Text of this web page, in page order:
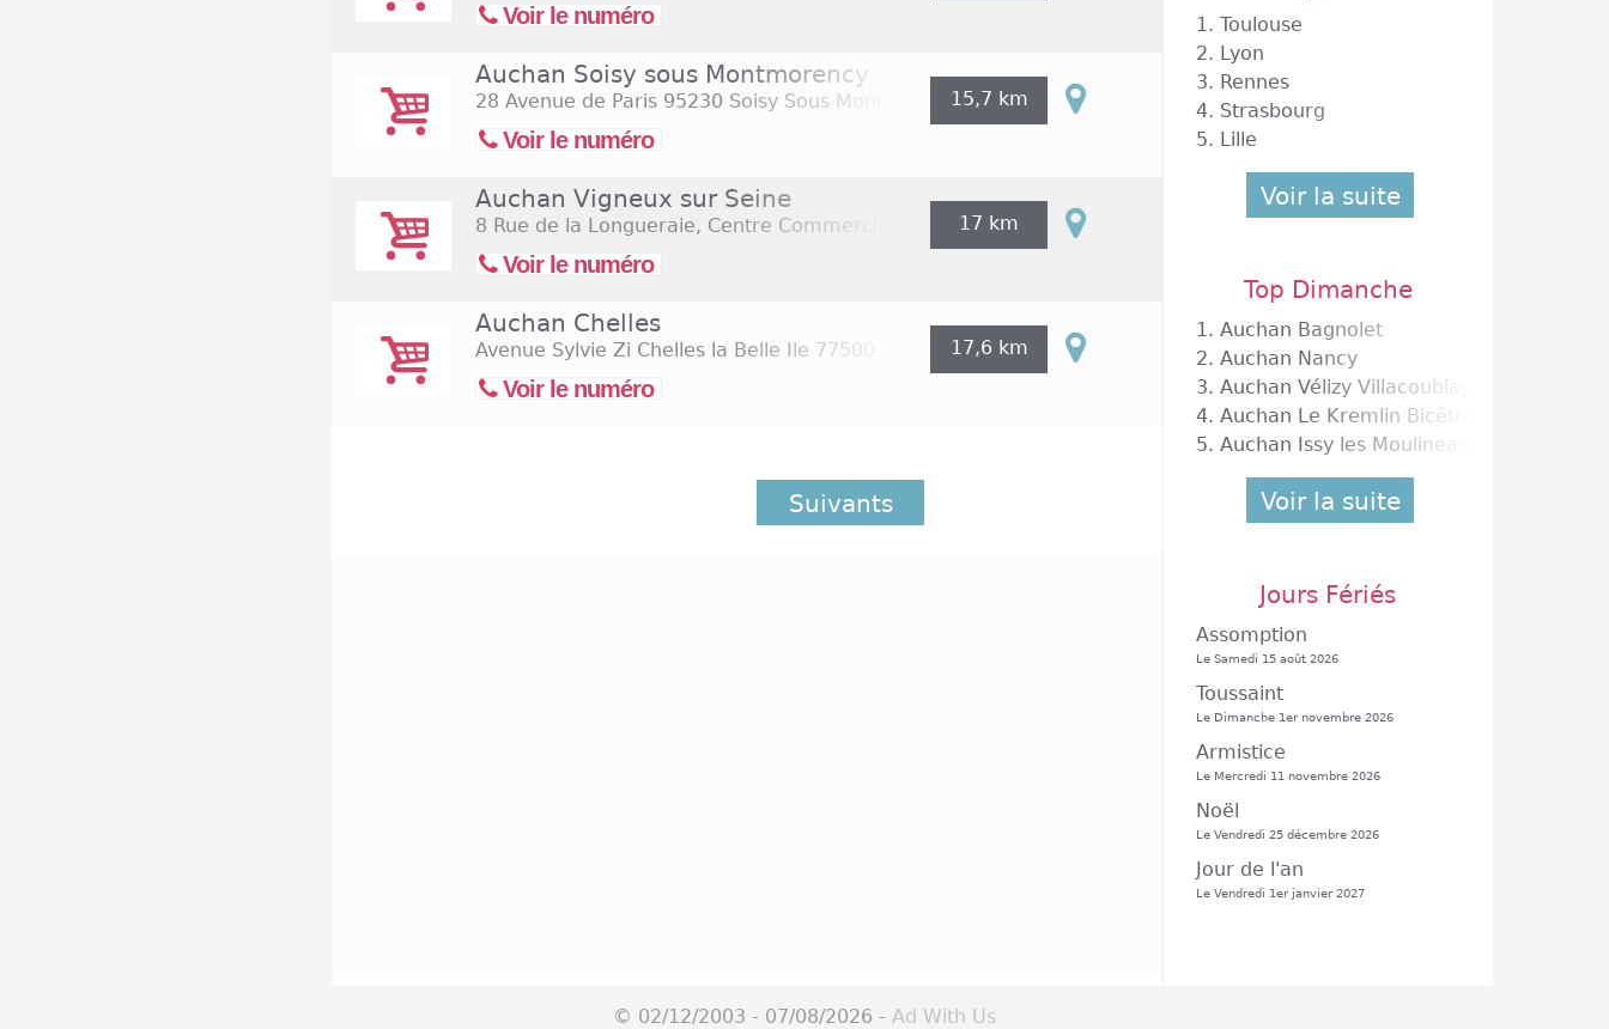
Voir le numéro
Auchan Soisy sous Montmorency
28 Avenue de Paris 95230 Soisy Sous Montmorency
Voir le numéro
15,7 km
Auchan Vigneux sur Seine
8 Rue de la Longueraie, Centre Commercial Val Doly91270 Vigneux Sur Seine
Voir le numéro
17 km
Auchan Chelles
Avenue Sylvie Zi Chelles la Belle Ile 77500 Chelles
Voir le numéro
17,6 km
Suivants
1. Toulouse
2. Lyon
3. Rennes
4. Strasbourg
5. Lille
Voir la suite
Top Dimanche
1. Auchan Bagnolet
2. Auchan Nancy
3. Auchan Vélizy Villacoublay
4. Auchan Le Kremlin Bicêtre
5. Auchan Issy les Moulineaux
Voir la suite
Jours Fériés
Assomption
Le Samedi 15 août 2026
Toussaint
Le Dimanche 1er novembre 2026
Armistice
Le Mercredi 11 novembre 2026
Noël
Le Vendredi 25 décembre 2026
Jour de l'an
Le Vendredi 1er janvier 2027
© 02/12/2003 - 07/08/2026 - Ad With Us